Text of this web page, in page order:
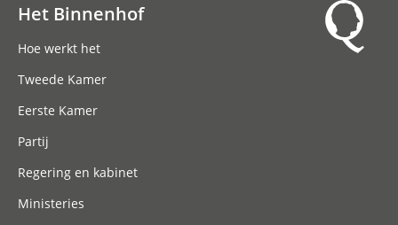
Het Binnenhof
Hoe werkt het
Tweede Kamer
Eerste Kamer
Partij
Regering en kabinet
Ministeries